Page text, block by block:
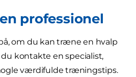
professionel
om du kan træne en hvalp
kontakte en specialist,
værdifulde træningstips.